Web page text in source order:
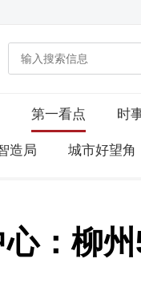
第一看点 时
造局 城市好望角
：柳